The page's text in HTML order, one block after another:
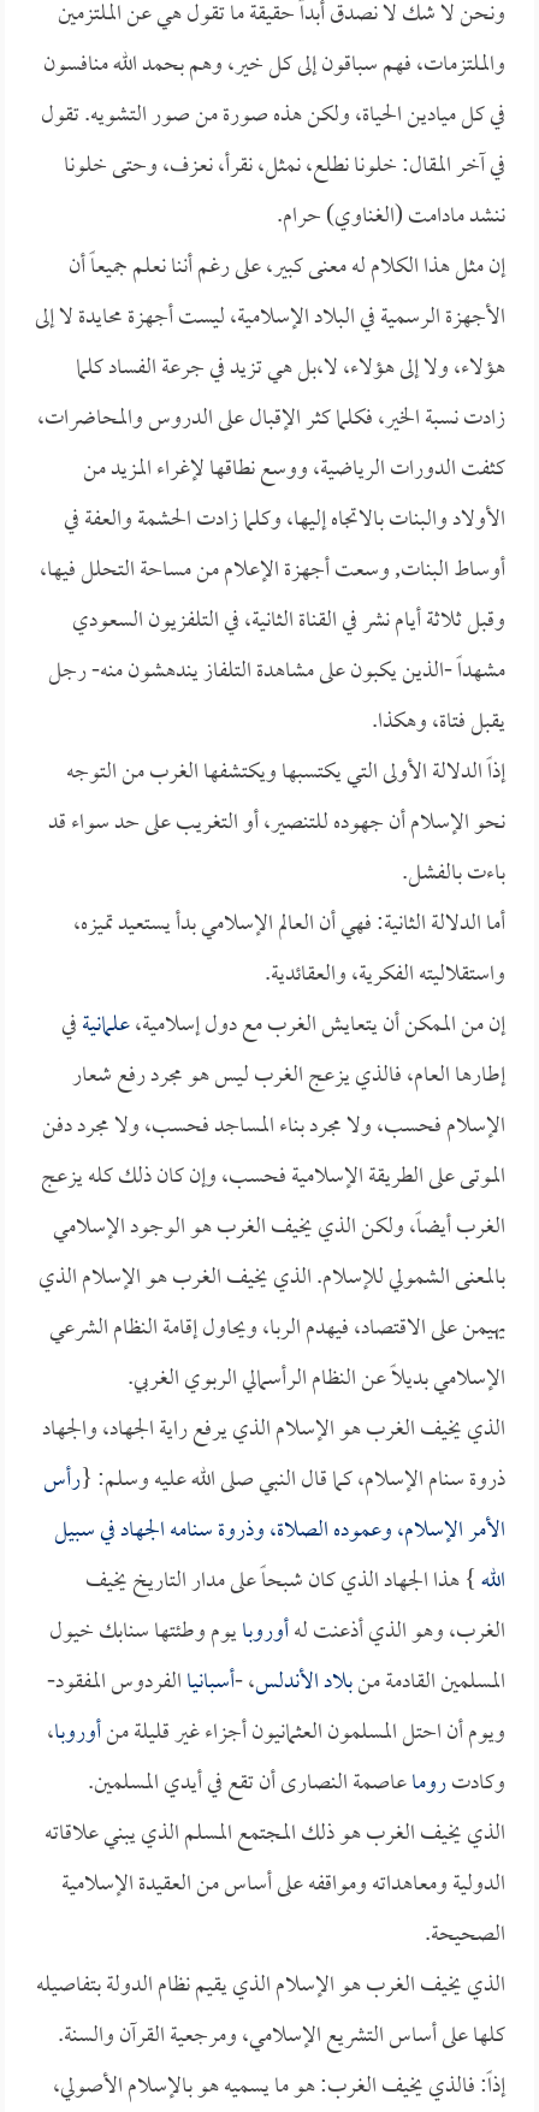
ونحن لا شك لا نصدق أبداً حقيقة ما تقول هي عن الملتزمين
والملتزمات، فهم سباقون إلى كل خير، وهم بحمد الله منافسون
في كل ميادين الحياة، ولكن هذه صورة من صور التشويه. تقول
في آخر المقال: خلونا نطلع، نمثل، نقرأ، نعزف، وحتى خلونا
ننشد مادامت (الغناوي) حرام.
إن مثل هذا الكلام له معنى كبير، على رغم أننا نعلم جميعاً أن
الأجهزة الرسمية في البلاد الإسلامية، ليست أجهزة محايدة لا إلى
هؤلاء، ولا إلى هؤلاء، لا،بل هي تزيد في جرعة الفساد كلما
زادت نسبة الخير، فكلما كثر الإقبال على الدروس والمحاضرات،
كثفت الدورات الرياضية، ووسع نطاقها لإغراء المزيد من
الأولاد والبنات بالاتجاه إليها، وكلما زادت الحشمة والعفة في
أوساط البنات, وسعت أجهزة الإعلام من مساحة التحلل فيها،
وقبل ثلاثة أيام نشر في القناة الثانية، في التلفزيون السعودي
مشهداً -الذين يكبون على مشاهدة التلفاز يندهشون منه- رجل
يقبل فتاة، وهكذا.
إذاً الدلالة الأولى التي يكتسبها ويكتشفها الغرب من التوجه
نحو الإسلام أن جهوده للتنصير، أو التغريب على حد سواء قد
باءت بالفشل.
أما الدلالة الثانية: فهي أن العالم الإسلامي بدأ يستعيد تميزه،
واستقلاليته الفكرية، والعقائدية.
إن من الممكن أن يتعايش الغرب مع دول إسلامية،علمانيةفي
إطارها العام، فالذي يزعج الغرب ليس هو مجرد رفع شعار
الإسلام فحسب، ولا مجرد بناء المساجد فحسب، ولا مجرد دفن
الموتى على الطريقة الإسلامية فحسب، وإن كان ذلك كله يزعج
الغرب أيضاً، ولكن الذي يخيف الغرب هو الوجود الإسلامي
بالمعنى الشمولي للإسلام. الذي يخيف الغرب هو الإسلام الذي
يهيمن على الاقتصاد، فيهدم الربا، ويحاول إقامة النظام الشرعي
الإسلامي بديلاً عن النظام الرأسمالي الربوي الغربي.
الذي يخيف الغرب هو الإسلام الذي يرفع راية الجهاد، والجهاد
ذروة سنام الإسلام، كما قال النبي صلى الله عليه وسلم: {رأس
الأمر الإسلام، وعموده الصلاة، وذروة سنامه الجهاد في سبيل
الله} هذا الجهاد الذي كان شبحاً على مدار التاريخ يخيف
الغرب، وهو الذي أذعنت لهأوروبايوم وطئتها سنابك خيول
المسلمين القادمة منبلاد الأندلس، -أسبانياالفردوس المفقود-
ويوم أن احتل المسلمون العثمانيون أجزاء غير قليلة منأوروبا،
وكادتروماعاصمة النصارى أن تقع في أيدي المسلمين.
الذي يخيف الغرب هو ذلك المجتمع المسلم الذي يبني علاقاته
الدولية ومعاهداته ومواقفه على أساس من العقيدة الإسلامية
الصحيحة.
الذي يخيف الغرب هو الإسلام الذي يقيم نظام الدولة بتفاصيله
كلها على أساس التشريع الإسلامي، ومرجعية القرآن والسنة.
إذاً: فالذي يخيف الغرب: هو ما يسميه هو بالإسلام الأصولي،